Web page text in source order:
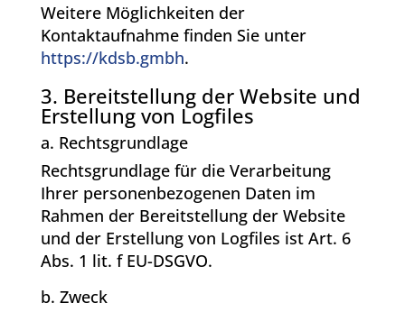
Weitere Möglichkeiten der
Kontaktaufnahme finden Sie unter
https://kdsb.gmbh.
3. Bereitstellung der Website und
Erstellung von Logfiles
a. Rechtsgrundlage
Rechtsgrundlage für die Verarbeitung
Ihrer personenbezogenen Daten im
Rahmen der Bereitstellung der Website
und der Erstellung von Logfiles ist Art. 6
Abs. 1 lit. f EU-DSGVO.
b. Zweck